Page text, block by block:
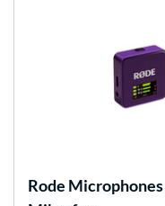
Rode Microphones